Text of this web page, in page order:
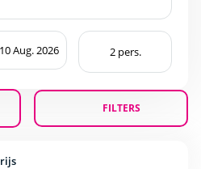
FILTERS